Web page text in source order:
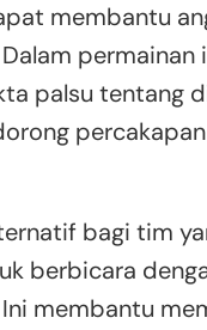
membantu
palsu tentang
bagi tim
berbicara
membantu